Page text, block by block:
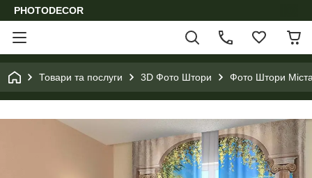
PHOTODECOR
Товари та послуги 3D Фото Штори Фото Штори